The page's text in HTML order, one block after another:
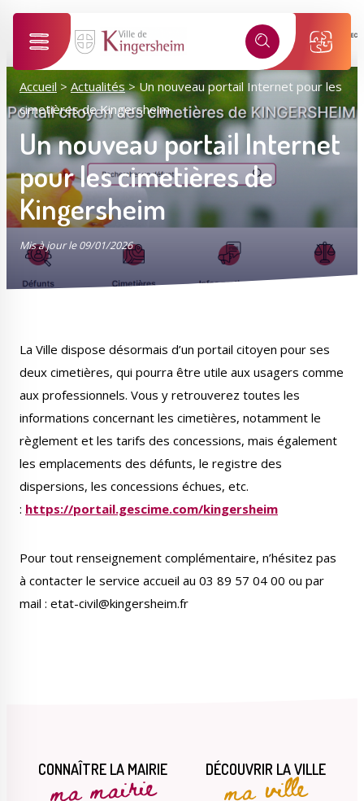
Ma ville selon mon profil
Je suis...
Mes démarches Mon compte M2A
Publications
municipales
Enquêtes publiques
Conseil Municipal Transition écologique
Qualité de l'air
Accueil >Actualités> Un nouveau portail Internet pour les
cimetières de Kingersheim
Un nouveau portail Internet
pour les cimetières de
Kingersheim
Mis à jour le 09/01/2026
La Ville dispose désormais d’un portail citoyen pour ses
deux cimetières, qui pourra être utile aux usagers comme
aux professionnels. Vous y retrouverez toutes les
informations concernant les cimetières, notamment le
règlement et les tarifs des concessions, mais également
les emplacements des défunts, le registre des
dispersions, les concessions échues, etc.
: https://portail.gescime.com/kingersheim
Pour tout renseignement complémentaire, n’hésitez pas
à contacter le service accueil au 03 89 57 04 00 ou par
mail : etat-civil@kingersheim.fr
CONNAÎTRE LA MAIRIE
ma mairie DÉCOUVRIR LA VILLE
ma ville
Événements, incidents...
Nos services vous informent en temps réel par SMS !
Numéro de rue*
Nom de la rue
Sélectionner une rue
politiques de confidentialités.